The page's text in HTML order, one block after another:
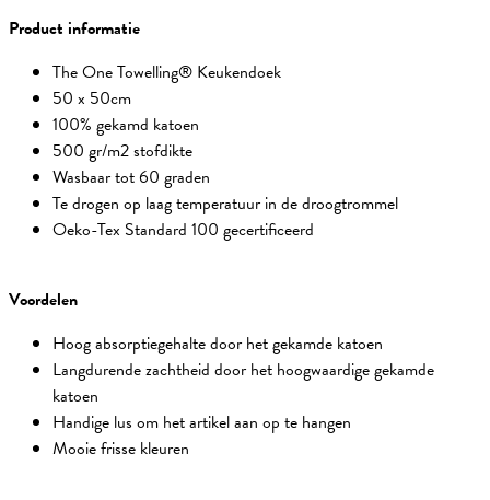
Product informatie
The One Towelling® Keukendoek
50 x 50cm
100% gekamd katoen
500 gr/m2 stofdikte
Wasbaar tot 60 graden
Te drogen op laag temperatuur in de droogtrommel
Oeko-Tex Standard 100 gecertificeerd
Voordelen
Hoog absorptiegehalte door het gekamde katoen
Langdurende zachtheid door het hoogwaardige gekamde
katoen
Handige lus om het artikel aan op te hangen
Mooie frisse kleuren